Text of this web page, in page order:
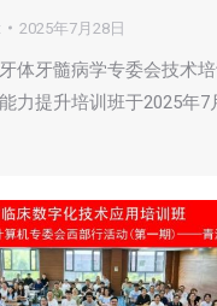
2025年7月28日
体牙髓病学专委会技术
力提升培训班于2025年7